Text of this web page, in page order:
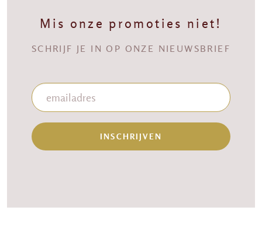
Mis onze promoties niet!
SCHRIJF JE IN OP ONZE NIEUWSBRIEF
INSCHRIJVEN